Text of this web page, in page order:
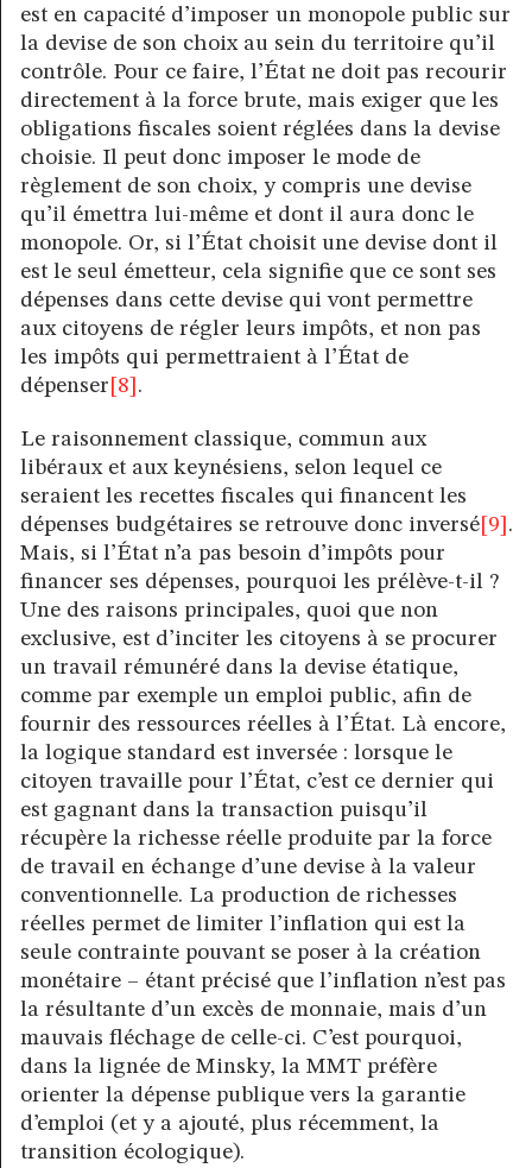
est en capacité d’imposer un monopole public sur
la devise de son choix au sein du territoire qu’il
contrôle. Pour ce faire, l’État ne doit pas recourir
directement à la force brute, mais exiger que les
obligations fiscales soient réglées dans la devise
choisie. Il peut donc imposer le mode de
règlement de son choix, y compris une devise
qu’il émettra lui-même et dont il aura donc le
monopole. Or, si l’État choisit une devise dont il
est le seul émetteur, cela signifie que ce sont ses
dépenses dans cette devise qui vont permettre
aux citoyens de régler leurs impôts, et non pas
les impôts qui permettraient à l’État de
dépenser[8] .
Le raisonnement classique, commun aux
libéraux et aux keynésiens, selon lequel ce
seraient les recettes fiscales qui financent les
dépenses budgétaires se retrouve donc inversé[9] .
Mais, si l’État n’a pas besoin d’impôts pour
financer ses dépenses, pourquoi les prélève-t-il ?
Une des raisons principales, quoi que non
exclusive, est d’inciter les citoyens à se procurer
un travail rémunéré dans la devise étatique,
comme par exemple un emploi public, afin de
fournir des ressources réelles à l’État. Là encore,
la logique standard est inversée : lorsque le
citoyen travaille pour l’État, c’est ce dernier qui
est gagnant dans la transaction puisqu’il
récupère la richesse réelle produite par la force
de travail en échange d’une devise à la valeur
conventionnelle. La production de richesses
réelles permet de limiter l’inflation qui est la
seule contrainte pouvant se poser à la création
monétaire – étant précisé que l’inflation n’est pas
la résultante d’un excès de monnaie, mais d’un
mauvais fléchage de celle-ci. C’est pourquoi,
dans la lignée de Minsky, la MMT préfère
orienter la dépense publique vers la garantie
d’emploi (et y a ajouté, plus récemment, la
transition écologique).